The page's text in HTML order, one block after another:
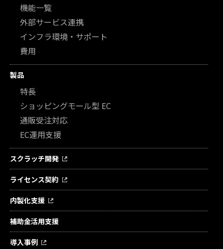
機能一覧
外部サービス連携
インフラ環境・サポート
費用
製品
特長
ショッピングモール型 EC
通販受注対応
EC運用支援
スクラッチ開発
ライセンス契約
内製化支援
補助金活用支援
導入事例